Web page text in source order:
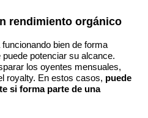
rendimiento orgánico
bien de forma
potenciar su alcance.
los oyentes mensuales,
royalty. En estos casos, puede
si forma parte de una